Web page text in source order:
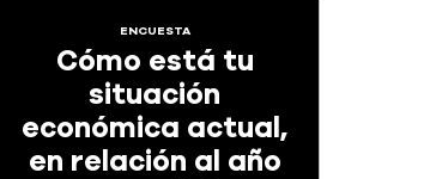
ENCUESTA
Cómo está tu
situación
económica actual,
en relación al año